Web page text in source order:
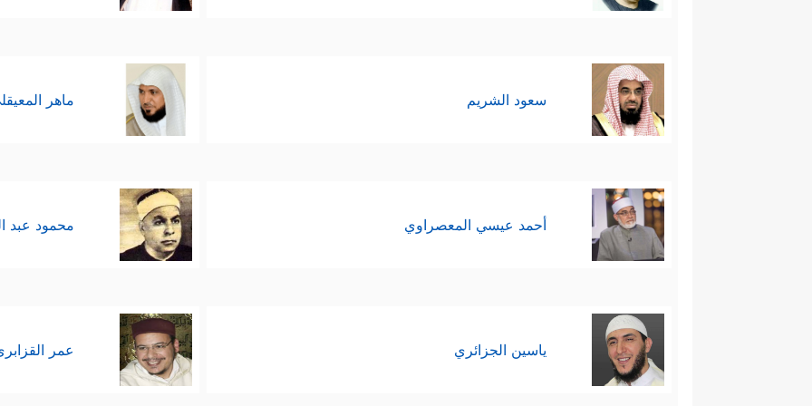
وهذا الدعاء الودود اللطيف الذي تدعو به الملائكة لهؤلاء المؤمنين ولمن صلح من
التحقُّقِ؛ لأنَّ الله تعالى امتَدَحَ الملائكة به، وساقَه مساقَ الامتِنان على أهل الإيمان.
الشعور يرفع هذا الإنسان عن ضِيق الدنيا وهمومها ومستواها المادّي الثقيل ليَسْبَح
الرحيب.
سعود الشريم ماهر
أحمد عيسي المعصراوي محمود عبد
ياسين الجزائري عمر